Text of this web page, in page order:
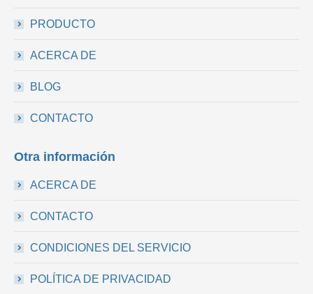
PRODUCTO
ACERCA DE
BLOG
CONTACTO
Otra información
ACERCA DE
CONTACTO
CONDICIONES DEL SERVICIO
POLÍTICA DE PRIVACIDAD